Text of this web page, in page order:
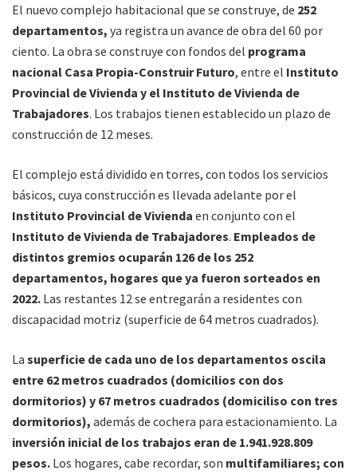
El nuevo complejo habitacional que se construye, de 252
departamentos, ya registra un avance de obra del 60 por
ciento. La obra se construye con fondos del programa
nacional Casa Propia-Construir Futuro, entre el Instituto
Provincial de Vivienda y el Instituto de Vivienda de
Trabajadores. Los trabajos tienen establecido un plazo de
construcción de 12 meses.
El complejo está dividido en torres, con todos los servicios
básicos, cuya construcción es llevada adelante por el
Instituto Provincial de Vivienda en conjunto con el
Instituto de Vivienda de Trabajadores. Empleados de
distintos gremios ocuparán 126 de los 252
departamentos, hogares que ya fueron sorteados en
2022. Las restantes 12 se entregarán a residentes con
discapacidad motriz (superficie de 64 metros cuadrados).
La superficie de cada uno de los departamentos oscila
entre 62 metros cuadrados (domicilios con dos
dormitorios) y 67 metros cuadrados (domiciliso con tres
dormitorios), además de cochera para estacionamiento. La
inversión inicial de los trabajos eran de 1.941.928.809
pesos. Los hogares, cabe recordar, son multifamiliares; con